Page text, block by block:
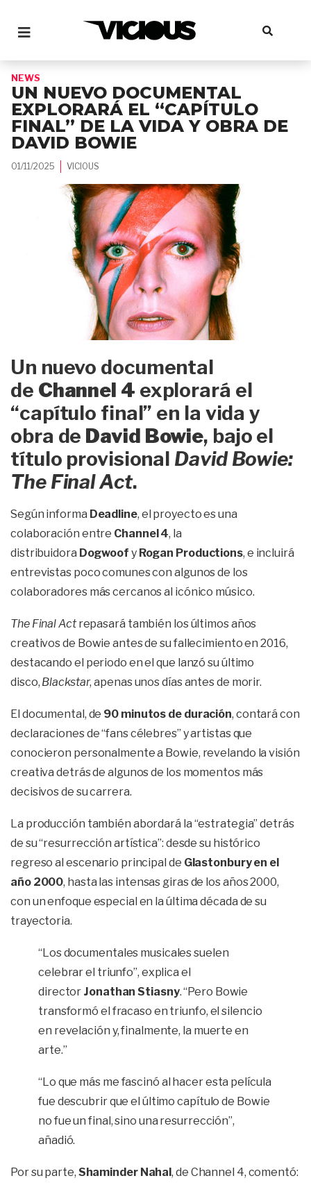
NEWS
UN NUEVO DOCUMENTAL
EXPLORARÁ EL “CAPÍTULO
FINAL” DE LA VIDA Y OBRA DE
DAVID BOWIE
01/11/2025 VICIOUS
Un nuevo documental
de Channel 4 explorará el
“capítulo final” en la vida y
obra de David Bowie, bajo el
título provisional David Bowie:
The Final Act.
Según informa Deadline, el proyecto es una
colaboración entre Channel 4, la
distribuidora Dogwoof y Rogan Productions, e incluirá
entrevistas poco comunes con algunos de los
colaboradores más cercanos al icónico músico.
The Final Actrepasará también los últimos años
creativos de Bowie antes de su fallecimiento en 2016,
destacando el periodo en el que lanzó su último
disco, Blackstar, apenas unos días antes de morir.
El documental, de 90 minutos de duración, contará con
declaraciones de “fans célebres” y artistas que
conocieron personalmente a Bowie, revelando la visión
creativa detrás de algunos de los momentos más
decisivos de su carrera.
La producción también abordará la “estrategia” detrás
de su “resurrección artística”: desde su histórico
regreso al escenario principal de Glastonbury en el
año 2000, hasta las intensas giras de los años 2000,
con un enfoque especial en la última década de su
trayectoria.
“Los documentales musicales suelen
celebrar el triunfo”, explica el
director Jonathan Stiasny. “Pero Bowie
transformó el fracaso en triunfo, el silencio
en revelación y, finalmente, la muerte en
arte.”
“Lo que más me fascinó al hacer esta película
fue descubrir que el último capítulo de Bowie
no fue un final, sino una resurrección”,
añadió.
Por su parte, Shaminder Nahal, de Channel 4, comentó: